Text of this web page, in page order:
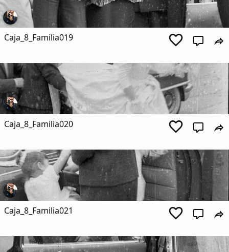
Caja_8_Familia019
Caja_8_Familia020
Caja_8_Familia021